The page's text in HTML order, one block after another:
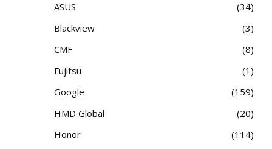
ASUS
34
Blackview
3
CMF
8
Fujitsu
1
Google
159
HMD Global
20
Honor
114